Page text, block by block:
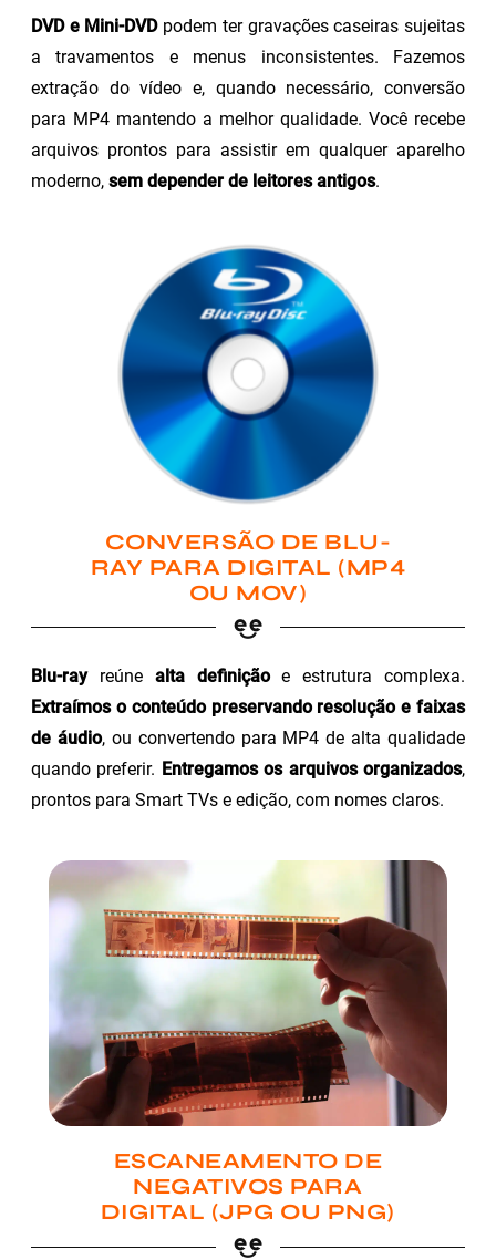
DVD e Mini-DVDpodem ter gravações caseiras sujeitas
a travamentos e menus inconsistentes. Fazemos
extração do vídeo e, quando necessário, conversão
para MP4 mantendo a melhor qualidade. Você recebe
arquivos prontos para assistir em qualquer aparelho
moderno, sem depender de leitores antigos.
CONVERSÃO DE BLU-
RAY PARA DIGITAL (MP4
OU MOV)
Blu-rayreúne alta definiçãoe estrutura complexa.
Extraímos o conteúdo preservando resolução e faixas
de áudio, ou convertendo para MP4 de alta qualidade
quando preferir. Entregamos os arquivos organizados,
prontos para Smart TVs e edição, com nomes claros.
ESCANEAMENTO DE
NEGATIVOS PARA
DIGITAL (JPG OU PNG)